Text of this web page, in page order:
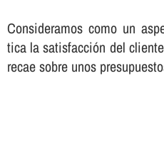
Consideramos como un
tica la satisfacción del
recae sobre unos